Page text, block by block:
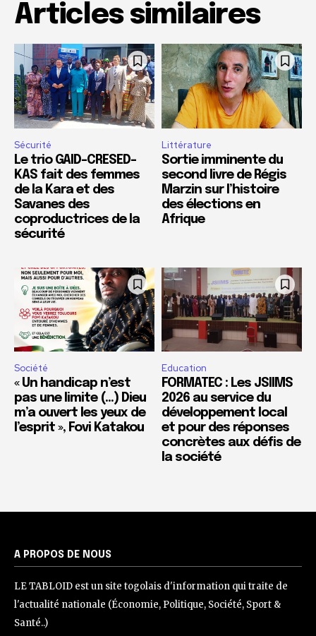
Articles similaires
Sécurité
Le trio GAID-CRESED-
KAS fait des femmes
de la Kara et des
Savanes des
coproductrices de la
sécurité
Littérature
Sortie imminente du
second livre de Régis
Marzin sur l’histoire
des élections en
Afrique
Société
« Un handicap n’est
pas une limite (…) Dieu
m’a ouvert les yeux de
l’esprit », Fovi Katakou
Education
FORMATEC : Les JSIIMS
2026 au service du
développement local
et pour des réponses
concrètes aux défis de
la société
A PROPOS DE NOUS
LE TABLOID est un site togolais d'information qui traite de
l'actualité nationale (Économie, Politique, Société, Sport &
Santé..)